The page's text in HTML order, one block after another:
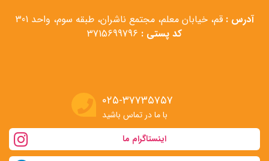
آدرس : قم، خیابان معلم، مجتمع ناشران، طبقه سوم، واحد 301
کد پستی :
۰۲۵-۳۷۷۳۵۷۵۷
با ما در تماس باشید
اینستاگرام ما